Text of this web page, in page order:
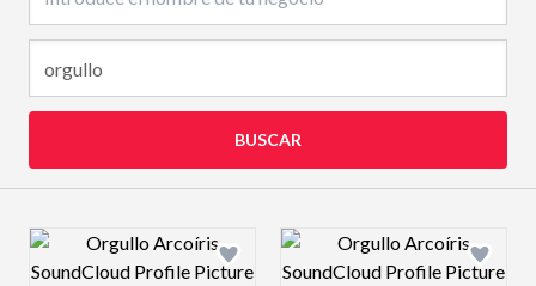
BUSCAR
Design preview image Design preview